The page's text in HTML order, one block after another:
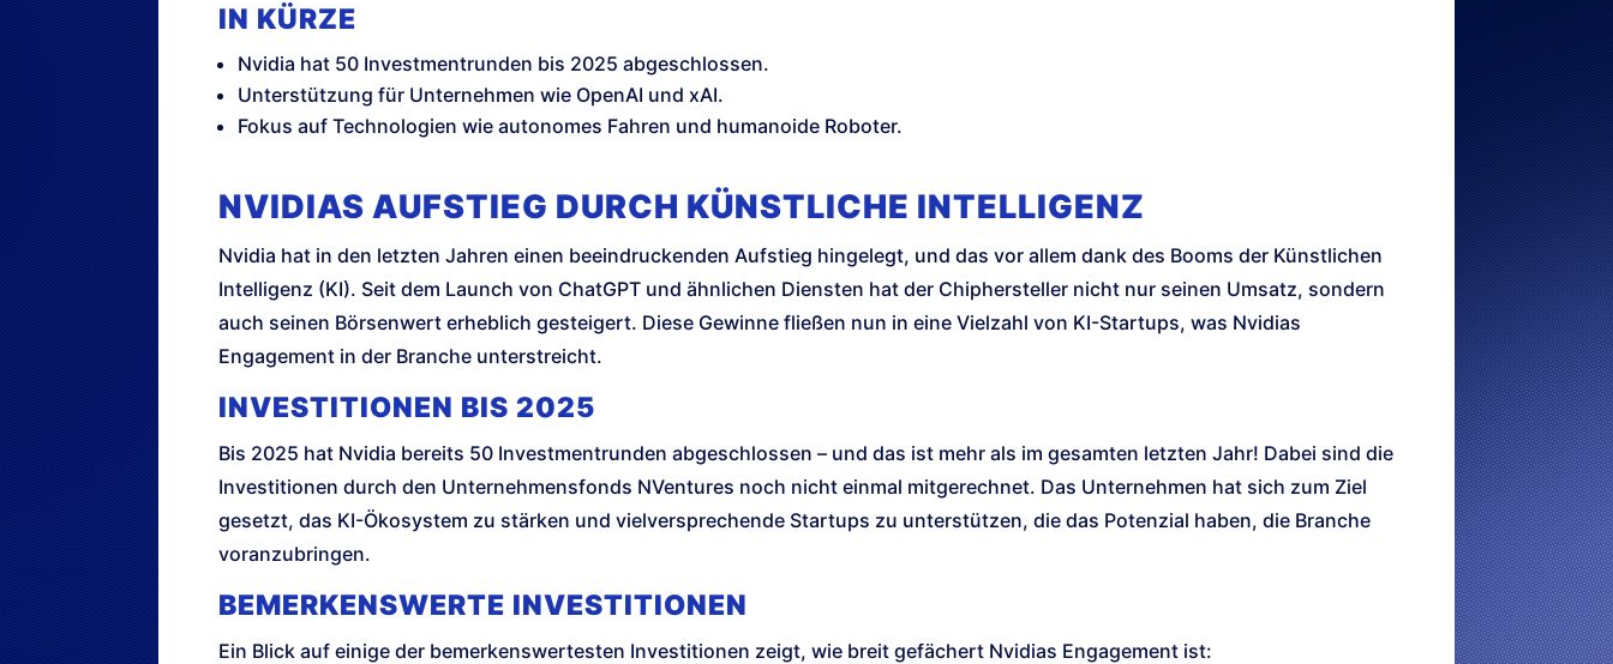
IN KÜRZE
Nvidia hat 50 Investmentrunden bis 2025 abgeschlossen.
Unterstützung für Unternehmen wie OpenAI und xAI.
Fokus auf Technologien wie autonomes Fahren und humanoide Roboter.
NVIDIAS AUFSTIEG DURCH KÜNSTLICHE INTELLIGENZ
Nvidia hat in den letzten Jahren einen beeindruckenden Aufstieg hingelegt, und das vor allem dank des Booms der Künstlichen
Intelligenz (KI). Seit dem Launch von ChatGPT und ähnlichen Diensten hat der Chiphersteller nicht nur seinen Umsatz, sondern
auch seinen Börsenwert erheblich gesteigert. Diese Gewinne fließen nun in eine Vielzahl von KI-Startups, was Nvidias
Engagement in der Branche unterstreicht.
INVESTITIONEN BIS 2025
Bis 2025 hat Nvidia bereits 50 Investmentrunden abgeschlossen – und das ist mehr als im gesamten letzten Jahr! Dabei sind die
Investitionen durch den Unternehmensfonds NVentures noch nicht einmal mitgerechnet. Das Unternehmen hat sich zum Ziel
gesetzt, das KI-Ökosystem zu stärken und vielversprechende Startups zu unterstützen, die das Potenzial haben, die Branche
voranzubringen.
BEMERKENSWERTE INVESTITIONEN
Ein Blick auf einige der bemerkenswertesten Investitionen zeigt, wie breit gefächert Nvidias Engagement ist: